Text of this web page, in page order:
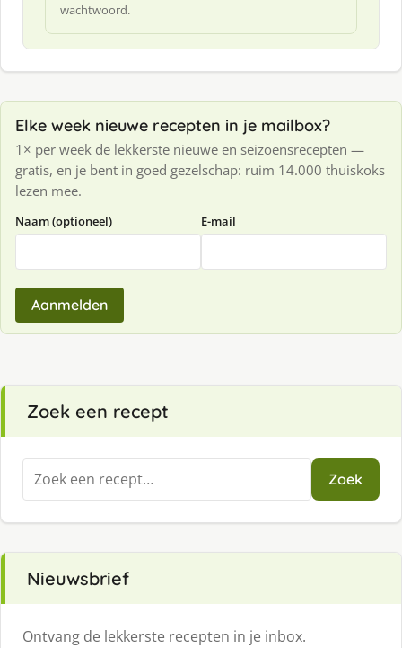
wachtwoord.
Elke week nieuwe recepten in je mailbox?
1× per week de lekkerste nieuwe en seizoensrecepten —
gratis, en je bent in goed gezelschap: ruim 14.000 thuiskoks
lezen mee.
Naam (optioneel) E-mail
Aanmelden
Zoek een recept
Zoeken
naar:
Zoek
Nieuwsbrief
Ontvang de lekkerste recepten in je inbox.